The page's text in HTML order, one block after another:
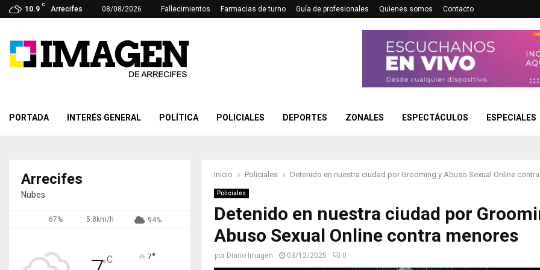
10.9
C
Arrecifes 08/08/2026 Fallecimientos Farmacias de turno Guía de profesionales Quienes somos Contacto
PORTADA INTERÉS GENERAL POLÍTICA POLICIALES DEPORTES ZONALES ESPECTÁCULOS ESPECIALES
Inicio Policiales Detenido en nuestra ciudad por Grooming y Abuso Sexual Online
Policiales
Detenido en nuestra ciudad por
Abuso Sexual Online contra menores
por Diario Imagen 03/12/2025 0
Arrecifes
Nubes
67% 5.8km/h 94%
°C 7°